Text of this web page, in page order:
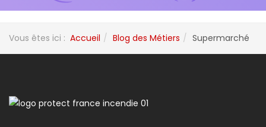
Vous êtes ici : Accueil Blog des Métiers Supermarché